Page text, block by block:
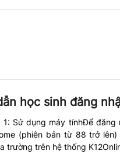
học sinh đăng
1: Sử dụng máy tínhĐể
(phiên bản từ 88 trở
trường trên hệ thống